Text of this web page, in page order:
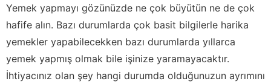
Yemek yapmayı gözünüzde ne çok büyütün ne de çok
hafife alın. Bazı durumlarda çok basit bilgilerle harika
yemekler yapabilecekken bazı durumlarda yıllarca
yemek yapmış olmak bile işinize yaramayacaktır.
İhtiyacınız olan şey hangi durumda olduğunuzun ayrımını